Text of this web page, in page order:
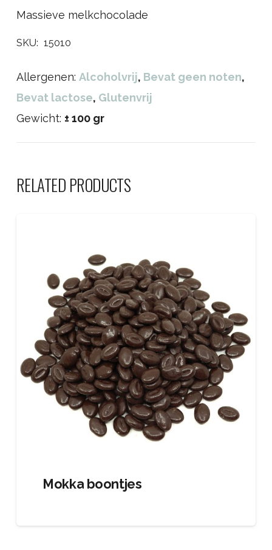
Massieve melkchocolade
SKU: 15010
Allergenen: Alcoholvrij, Bevat geen noten,
Bevat lactose, Glutenvrij
Gewicht: ± 100 gr
RELATED PRODUCTS
Mokka boontjes